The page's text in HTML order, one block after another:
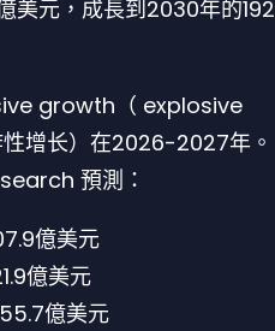
美元，成長到2030年的
growth（ explosive
增长）在2026-2027年。
預測：
億美元
億美元
億美元